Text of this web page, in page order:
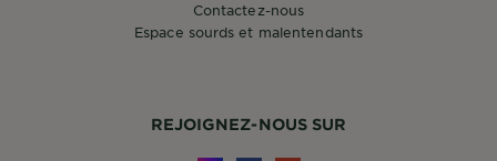
REJOIGNEZ-NOUS SUR
Contactez-nous
Espace sourds et malentendants